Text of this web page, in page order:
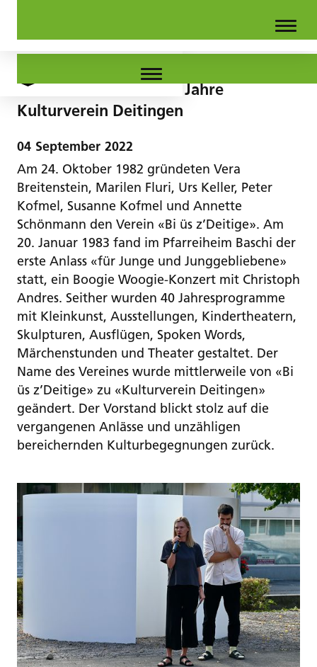
Ein Kulturbänkli für 40 Jahre
Kulturverein Deitingen
04 September 2022
Am 24. Oktober 1982 gründeten Vera
Breitenstein, Marilen Fluri, Urs Keller, Peter
Kofmel, Susanne Kofmel und Annette
Schönmann den Verein «Bi üs z’Deitige». Am
20. Januar 1983 fand im Pfarreiheim Baschi der
erste Anlass «für Junge und Junggebliebene»
statt, ein Boogie Woogie-Konzert mit Christoph
Andres. Seither wurden 40 Jahresprogramme
mit Kleinkunst, Ausstellungen, Kindertheatern,
Skulpturen, Ausflügen, Spoken Words,
Märchenstunden und Theater gestaltet. Der
Name des Vereines wurde mittlerweile von «Bi
üs z’Deitige» zu «Kulturverein Deitingen»
geändert. Der Vorstand blickt stolz auf die
vergangenen Anlässe und unzähligen
bereichernden Kulturbegegnungen zurück.